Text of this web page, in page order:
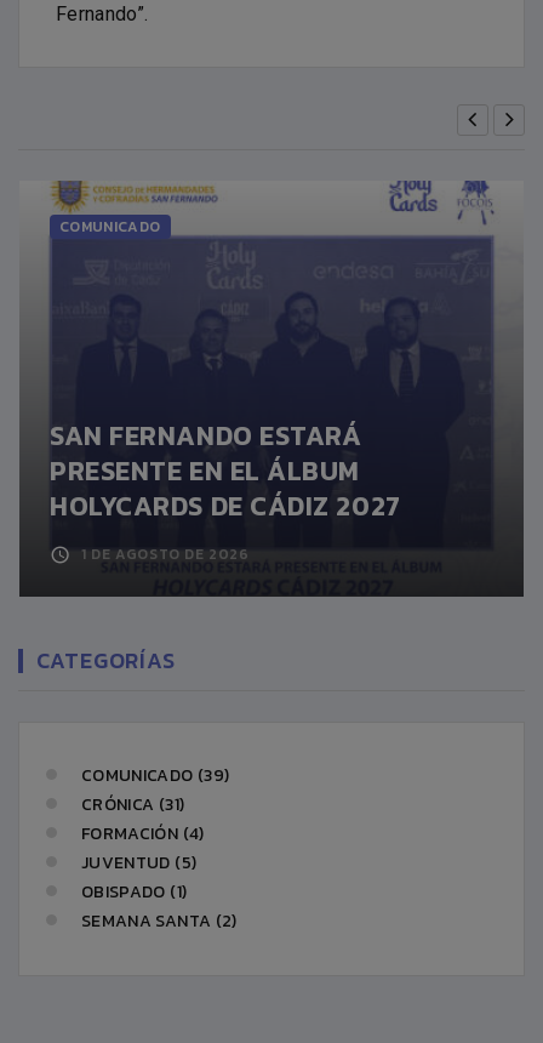
Fernando”.
COMUNICADO
SAN FERNANDO ESTARÁ
PRESENTE EN EL ÁLBUM
HOLYCARDS DE CÁDIZ 2027
1 DE AGOSTO DE 2026
CATEGORÍAS
COMUNICADO (39)
CRÓNICA (31)
FORMACIÓN (4)
JUVENTUD (5)
OBISPADO (1)
SEMANA SANTA (2)